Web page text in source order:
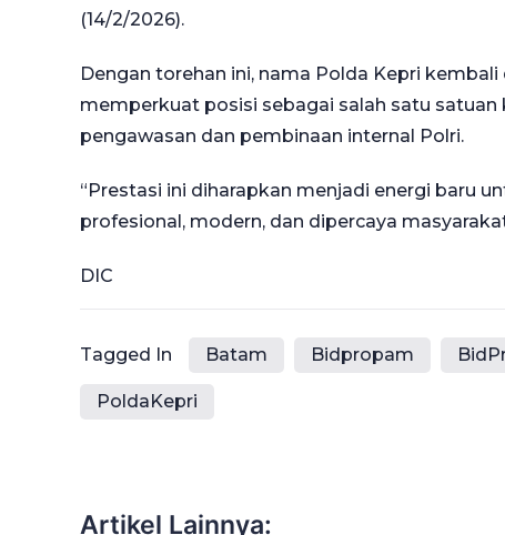
(14/2/2026).
Dengan torehan ini, nama Polda Kepri
memperkuat posisi sebagai salah satu
pengawasan dan pembinaan internal Polri.
“Prestasi ini diharapkan menjadi energi baru
profesional, modern, dan dipercaya
DIC
Tagged In Batam Bidpropam
PoldaKepri
Artikel Lainnya: